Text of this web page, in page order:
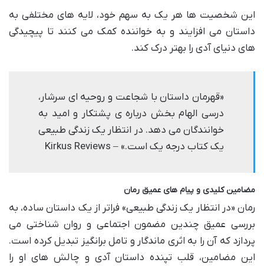
این شخصیت ها هر یک به سهم خود، لایه های مختلفی به
داستان می افزایند و به خواننده کمک می کنند تا پیچیدگی
های دنیای آدی را بهتر درک کند.
«قهرمان داستان با شجاعت و روحیه ای سرشار،
درسی الهام بخش درباره ی پشتکار و امید به
خوانندگان می دهد. در انتظار یک زندگی طبیعی
یک کتاب درجه یک است.» – Kirkus Reviews
مضامین کلیدی و پیام های عمیق رمان
رمان «در انتظار یک زندگی طبیعی» فراتر از یک داستان ساده، به
بررسی عمیق چندین مضمون اجتماعی و روان شناختی می
پردازد که آن را به اثری ماندگار و تامل برانگیز تبدیل کرده است.
این مضامین، قلب تپنده داستان آدی و چالش های او را